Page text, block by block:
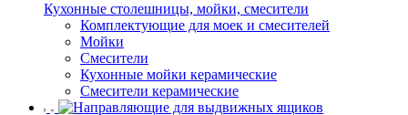
Кухонные столешницы, мойки, смесители
Комплектующие для моек и смесителей
Мойки
Смесители
Кухонные мойки керамические
Смесители керамические